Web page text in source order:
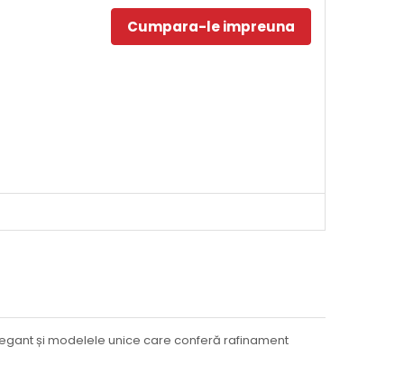
Cumpara-le impreuna
și modelele unice care conferă rafinament